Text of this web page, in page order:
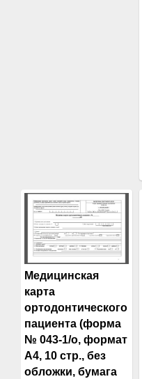
Медицинская
карта
ортодонтического
пациента (форма
№ 043-1/о, формат
А4, 10 стр., без
обложки, бумага